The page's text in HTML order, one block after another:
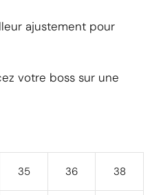
ajustement pour
votre boss sur une
35 36 38